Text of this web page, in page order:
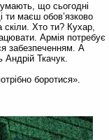
що сьогодні
ти маєш обов’язково
скіли. Хто ти? Кухар,
Армія потребує
забезпеченням. А
Ткачук.
боротися».